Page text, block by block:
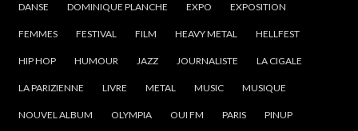
DANSE DOMINIQUE PLANCHE EXPO EXPOSITION
FEMMES FESTIVAL FILM HEAVY METAL HELLFEST
HIP HOP HUMOUR JAZZ JOURNALISTE LA CIGALE
LA PARIZIENNE LIVRE METAL MUSIC MUSIQUE
NOUVEL ALBUM OLYMPIA OUI FM PARIS PINUP